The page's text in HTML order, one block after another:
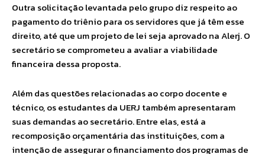
Outra solicitação levantada pelo grupo diz respeito ao
pagamento do triênio para os servidores que já têm esse
direito, até que um projeto de lei seja aprovado na Alerj. O
secretário se comprometeu a avaliar a viabilidade
financeira dessa proposta.
Além das questões relacionadas ao corpo docente e
técnico, os estudantes da UERJ também apresentaram
suas demandas ao secretário. Entre elas, está a
recomposição orçamentária das instituições, com a
intenção de assegurar o financiamento dos programas de